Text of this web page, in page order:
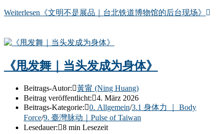
Weiterlesen 《文明不是展品｜台北铁道博物馆的后台现场》
《甩发舞｜当头发成为身体》
Beitrags-Autor:
黃甯 (Ning Huang)
Beitrag veröffentlicht:
4. März 2026
Beitrags-Kategorie:
0. Allgemein/3.1 身体力 ｜ Body
Force/9. 臺灣脉动｜Pulse of Taiwan
Lesedauer:
8 min Lesezeit